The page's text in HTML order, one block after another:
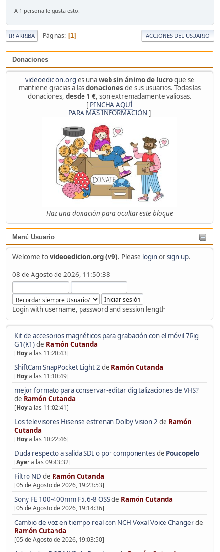
Donaciones
videoedicion.org es unaweb sin ánimo de lucroque se
mantiene gracias a lasdonaciones de sus usuarios. Todas las
donaciones, desde 1 €, son extremadamente valiosas.
[ PINCHA AQUÍ
PARA MÁS INFORMACIÓN ]
Haz una donación para ocultar este bloque
Menú Usuario
Welcome tovideoedicion.org (v9). Please loginorsign up.
08 de Agosto de 2026, 11:50:38
Login with username, password and session length
Kit de accesorios magnéticos para grabación con el móvil 7Rig
G1(K1)de Ramón Cutanda
[Hoya las 11:20:43]
ShiftCam SnapPocket Light 2 de Ramón Cutanda
[Hoya las 11:10:49]
mejor formato para conservar-editar digitalizaciones de VHS?
de Ramón Cutanda
[Hoya las 11:02:41]
Los televisores Hisense estrenan Dolby Vision 2 de Ramón
Cutanda
[Hoya las 10:22:46]
Duda respecto a salida SDI o por componentesde Poucopelo
[Ayera las 09:43:32]
Filtro ND de Ramón Cutanda
[05 de Agosto de 2026, 19:23:53]
Sony FE 100-400mm F5.6-8 OSSde Ramón Cutanda
[05 de Agosto de 2026, 19:14:36]
Cambio de voz en tiempo real con NCH Voxal Voice Changerde
Ramón Cutanda
[05 de Agosto de 2026, 19:03:50]
A 1 persona le gusta esto.
IR ARRIBA Páginas 1 ACCIONES DEL USUARIO